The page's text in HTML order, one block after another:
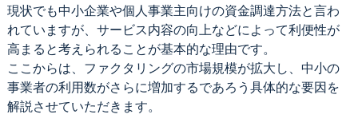
現状でも中小企業や個人事業主向けの資金調達方法と言わ
れていますが、サービス内容の向上などによって利便性が
高まると考えられることが基本的な理由です。
ここからは、ファクタリングの市場規模が拡大し、中小の
事業者の利用数がさらに増加するであろう具体的な要因を
解説させていただきます。